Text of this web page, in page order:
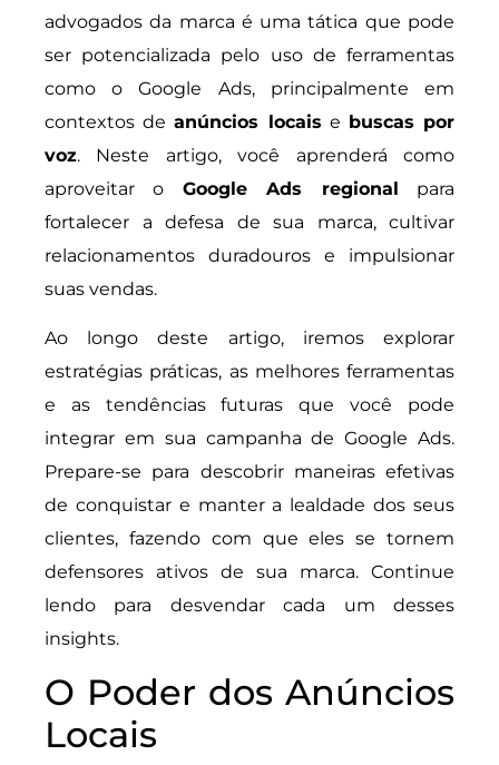
advogados da marca é uma tática que pode
ser potencializada pelo uso de ferramentas
como o Google Ads, principalmente em
contextos deanúncios locais e buscas por
voz. Neste artigo, você aprenderá como
aproveitar o Google Ads regional para
fortalecer a defesa de sua marca, cultivar
relacionamentos duradouros e impulsionar
suas vendas.
Ao longo deste artigo, iremos explorar
estratégias práticas, as melhores ferramentas
e as tendências futuras que você pode
integrar em sua campanha de Google Ads.
Prepare-se para descobrir maneiras efetivas
de conquistar e manter a lealdade dos seus
clientes, fazendo com que eles se tornem
defensores ativos de sua marca. Continue
lendo para desvendar cada um desses
insights.
O Poder dos Anúncios
Locais